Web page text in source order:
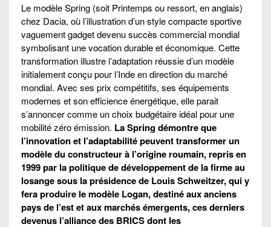
Le modèle Spring (soit Printemps ou ressort, en anglais)
chez Dacia, où l’illustration d’un style compacte sportive
vaguement gadget devenu succès commercial mondial
symbolisant une vocation durable et économique. Cette
transformation illustre l’adaptation réussie d’un modèle
initialement conçu pour l’Inde en direction du marché
mondial. Avec ses prix compétitifs, ses équipements
modernes et son efficience énergétique, elle parait
s’annoncer comme un choix budgétaire idéal pour une
mobilité zéro émission. La Spring démontre que
l’innovation et l’adaptabilité peuvent transformer un
modèle du constructeur à l’origine roumain, repris en
1999 par la politique de développement de la firme au
losange sous la présidence de Louis Schweitzer, qui y
fera produire le modèle Logan, destiné aux anciens
pays de l’est et aux marchés émergents, ces derniers
devenus l’alliance des BRICS dont les